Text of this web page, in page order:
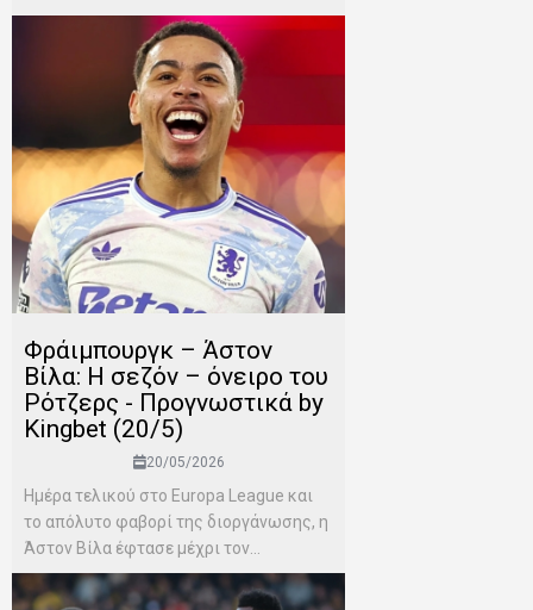
Φράιμπουργκ – Άστον
Βίλα: Η σεζόν – όνειρο του
Ρότζερς - Προγνωστικά by
Kingbet (20/5)
20/05/2026
Ημέρα τελικού στο Europa League και
το απόλυτο φαβορί της διοργάνωσης, η
Άστον Βίλα έφτασε μέχρι τον...